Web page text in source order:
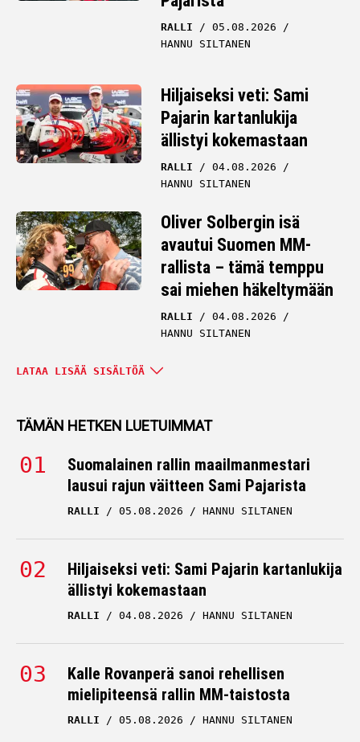
RALLI
05.08.2026
HANNU SILTANEN
Hiljaiseksi veti: Sami
Pajarin kartanlukija
ällistyi kokemastaan
RALLI
04.08.2026
HANNU SILTANEN
Oliver Solbergin isä
avautui Suomen MM-
rallista – tämä temppu
sai miehen häkeltymään
RALLI
04.08.2026
HANNU SILTANEN
Tilannepäivitys
mitään ei ole tehtävissä
HANNU SILTANEN
Suomen rallitähti nosti
kädet pystyyn – MM-
taisto on ohi
RALLI
04.08.2026
HANNU SILTANEN
Sebastien Ogier lähetti
selvän viestin Sami
Pajarille
RALLI
03.08.2026
HANNU SILTANEN
LATAA LISÄÄ SISÄLTÖÄ
TÄMÄN HETKEN LUETUIMMAT
Suomalainen rallin maailmanmestari
lausui rajun väitteen Sami Pajarista
RALLI 05.08.2026 HANNU SILTANEN
Hiljaiseksi veti: Sami Pajarin kartanlukija
ällistyi kokemastaan
RALLI 04.08.2026 HANNU SILTANEN
Kalle Rovanperä sanoi rehellisen
mielipiteensä rallin MM-taistosta
RALLI 05.08.2026 HANNU SILTANEN